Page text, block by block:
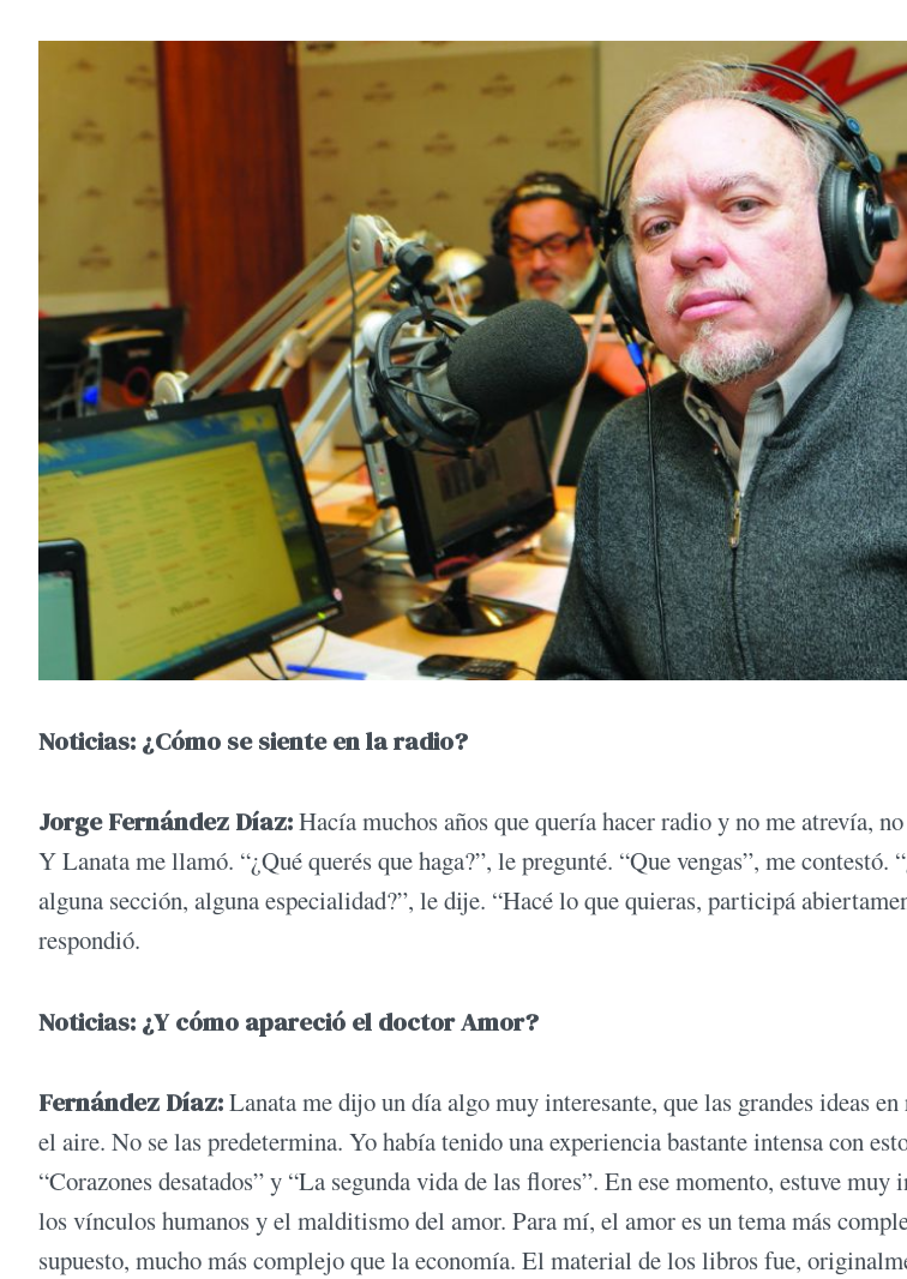
Noticias: ¿Cómo se siente en la radio?
Jorge Fernández Díaz:Hacía muchos años que quería hacer radio y no me atrevía,
Y Lanata me llamó. “¿Qué querés que haga?”, le pregunté. “Que vengas”, me contestó.
alguna sección, alguna especialidad?”, le dije. “Hacé lo que quieras, participá
respondió.
Noticias: ¿Y cómo apareció el doctor Amor?
Fernández Díaz:Lanata me dijo un día algo muy interesante, que las grandes ideas
el aire. No se las predetermina. Yo había tenido una experiencia bastante intensa con
“Corazones desatados” y “La segunda vida de las flores”. En ese momento, estuve muy
los vínculos humanos y el malditismo del amor. Para mí, el amor es un tema más
supuesto, mucho más complejo que la economía. El material de los libros fue,